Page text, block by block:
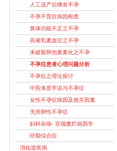
人工流产后继发不孕
不孕不育症病因检查
黄体功能不足之不孕
高催乳素血症之不孕
未破裂卵泡黄素化之不孕
不孕症患者心理问题分析
不孕症之理论探讨
中医体质学说与不孕症
女性不孕症病因及相关因素
无排卵性不孕症
妇科杂病- 宫颈糜烂病因学
经期综合症
消化道疾病